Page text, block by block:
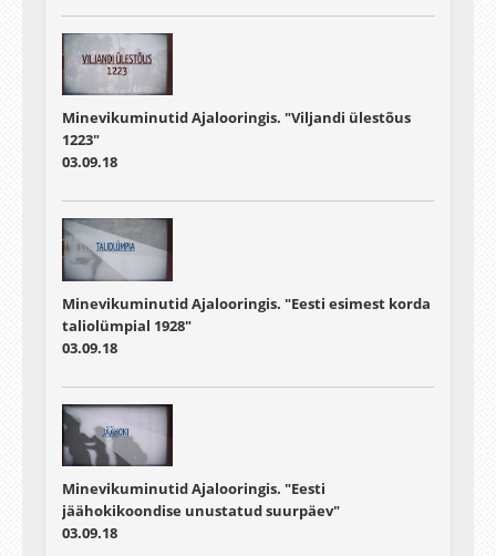
Minevikuminutid Ajalooringis. "Viljandi ülestõus
1223"
03.09.18
Minevikuminutid Ajalooringis. "Eesti esimest korda
taliolümpial 1928"
03.09.18
Minevikuminutid Ajalooringis. "Eesti
jäähokikoondise unustatud suurpäev"
03.09.18